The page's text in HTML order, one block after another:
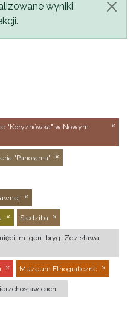
wyniki
"Koryznówka" w Nowym
"Panorama"
Siedziba
im. gen. bryg. Zdzisława
Muzeum Etnograficzne